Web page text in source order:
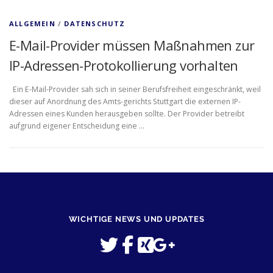
ALLGEMEIN / DATENSCHUTZ
E-Mail-Provider müssen Maßnahmen zur
IP-Adressen-Protokollierung vorhalten
Ein E-Mail-Provider sah sich in seiner Berufsfreiheit eingeschränkt, weil
dieser auf Anordnung des Amts-gerichts Stuttgart die externen IP-
Adressen eines Kunden herausgeben sollte. Der Provider betreibt
aufgrund eigener Entscheidung eine …
WICHTIGE NEWS UND UPDATES